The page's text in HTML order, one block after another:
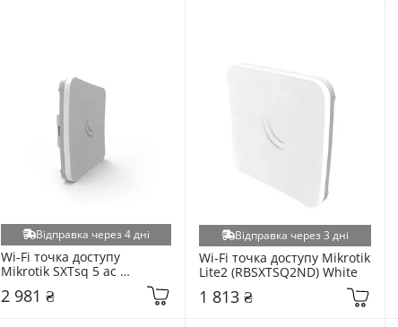
Відправка через 4 дні
Wi-Fi точка доступу
Mikrotik SXTsq 5 ac
2 981 ₴
Відправка через 3 дні
Wi-Fi точка доступу Mikrotik
Lite2 (RBSXTSQ2ND) White
1 813 ₴